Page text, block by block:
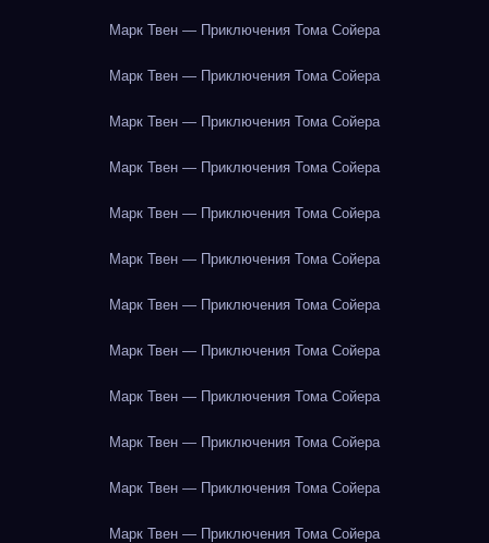
Марк Твен — Приключения Тома Сойера
Марк Твен — Приключения Тома Сойера
Марк Твен — Приключения Тома Сойера
Марк Твен — Приключения Тома Сойера
Марк Твен — Приключения Тома Сойера
Марк Твен — Приключения Тома Сойера
Марк Твен — Приключения Тома Сойера
Марк Твен — Приключения Тома Сойера
Марк Твен — Приключения Тома Сойера
Марк Твен — Приключения Тома Сойера
Марк Твен — Приключения Тома Сойера
Марк Твен — Приключения Тома Сойера